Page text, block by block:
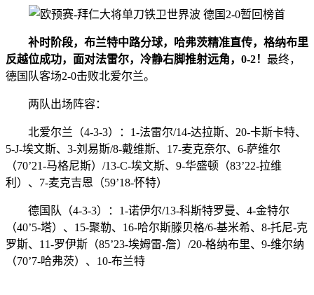
补时阶段，布兰特中路分球，哈弗茨精准直传，格纳布里
反越位成功，面对法雷尔，冷静右脚推射远角，0-2！ 最终，
德国队客场2-0击败北爱尔兰。
两队出场阵容：
北爱尔兰（4-3-3）：1-法雷尔/14-达拉斯、20-卡斯卡特、
5-J-埃文斯、3-刘易斯/8-戴维斯、17-麦克奈尔、6-萨维尔
（70’21-马格尼斯）/13-C-埃文斯、9-华盛顿（83’22-拉维
利）、7-麦克吉恩（59’18-怀特）
德国队（4-3-3）：1-诺伊尔/13-科斯特罗曼、4-金特尔
（40’5-塔）、15-聚勒、16-哈尔斯滕贝格/6-基米希、8-托尼-克
罗斯、11-罗伊斯（85’23-埃姆雷-詹）/20-格纳布里、9-维尔纳
（70’7-哈弗茨）、10-布兰特